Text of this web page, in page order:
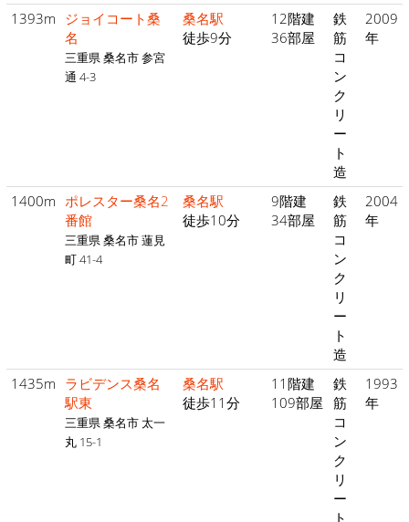
1393m ジョイコート桑
名
三重県 桑名市 参宮
通 4-3
桑名駅
徒歩9分
12階建
36部屋
鉄
筋
コ
ン
ク
リ
ー
ト
造
2009
年
1400m ポレスター桑名2
番館
三重県 桑名市 蓮見
町 41-4
桑名駅
徒歩10分
9階建
34部屋
鉄
筋
コ
ン
ク
リ
ー
ト
造
2004
年
1435m ラビデンス桑名
駅東
三重県 桑名市 太一
丸 15-1
桑名駅
徒歩11分
11階建
109部屋
鉄
筋
コ
ン
ク
リ
ー
ト
1993
年